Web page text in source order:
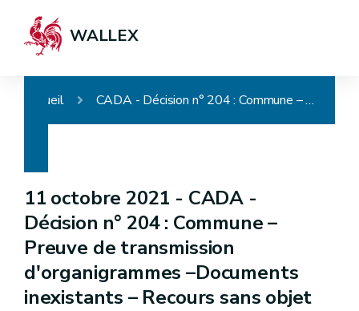
WALLEX
Accueil CADA - Décision n° 204 : Commune – Preuve de transmission d'organigrammes –Documents inexistants – Recours sans objet
11 octobre 2021 - CADA -
Décision n° 204 : Commune –
Preuve de transmission
d'organigrammes –Documents
inexistants – Recours sans objet